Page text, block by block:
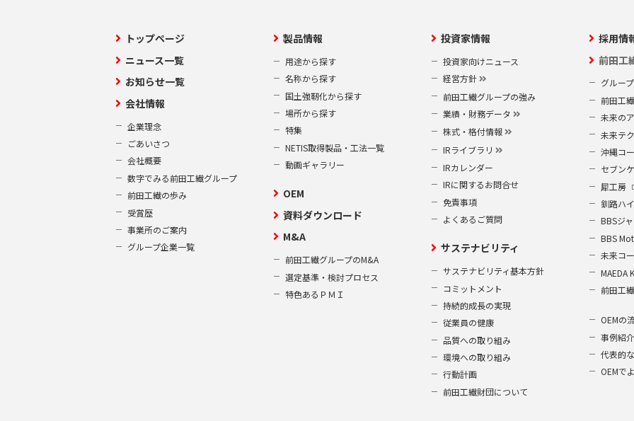
トップページ
ニュース一覧
お知らせ一覧
会社情報
企業理念
ごあいさつ
会社概要
数字でみる前田工繊グループ
前田工繊の歩み
受賞歴
事業所のご案内
グループ企業一覧
製品情報
用途から探す
名称から探す
国土強靭化から探す
場所から探す
特集
NETIS取得製品・工法一覧
動画ギャラリー
OEM
資料ダウンロード
M&A
前田工繊グループのM&A
選定基準・検討プロセス
特色あるＰＭＩ
投資家情報
投資家向けニュース
経営方針
前田工繊グループの強み
業績・財務データ
株式・格付情報
IRライブラリ
IRカレンダー
IRに関するお問合せ
免責事項
よくあるご質問
サステナビリティ
サステナビリティ基本方針
コミットメント
持続的成長の実現
従業員の健康
品質への取り組み
環境への取り組み
行動計画
前田工繊財団について
採用情
前田工
グルー
前田工
未来の
未来テ
沖縄コ
セブン
犀工房
釧路ハ
BBSジ
BBS
未来コ
MAEDA
前田工
OEMの
事例紹介
代表的
OEMで